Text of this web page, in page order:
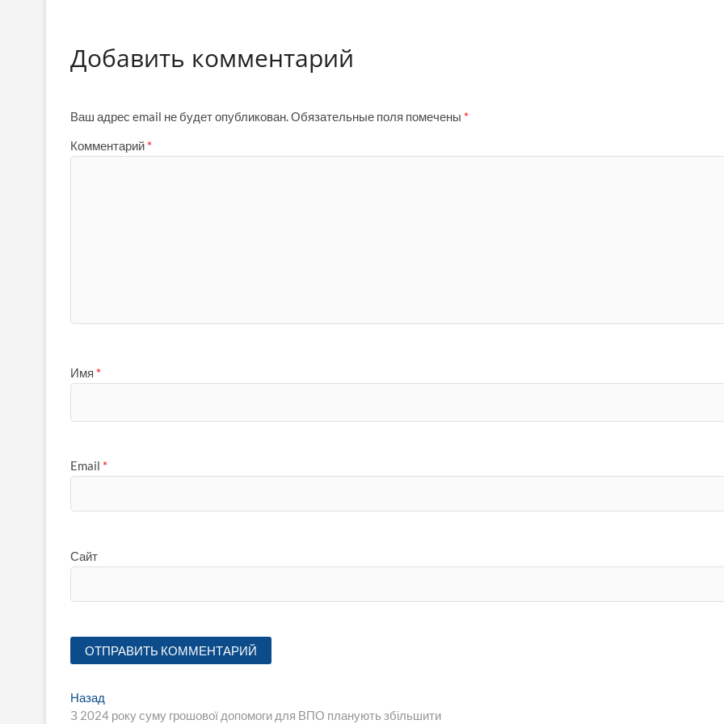
Добавить комментарий
Ваш адрес email не будет опубликован.Обязательные поля помечены *
Комментарий *
Имя *
Email *
Сайт
Навигация
Назад
запись:
З 2024 року суму грошової допомоги для ВПО планують збільшити